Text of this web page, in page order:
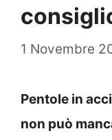
1 Novembre
Pentole in
non può